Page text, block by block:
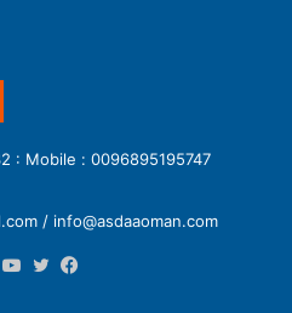
0096895195747 : Mobile 0096877325532 : Mobile
/ info@asdaaoman.com